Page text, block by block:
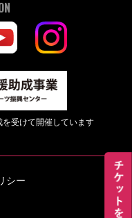
受けて開催しています
シー